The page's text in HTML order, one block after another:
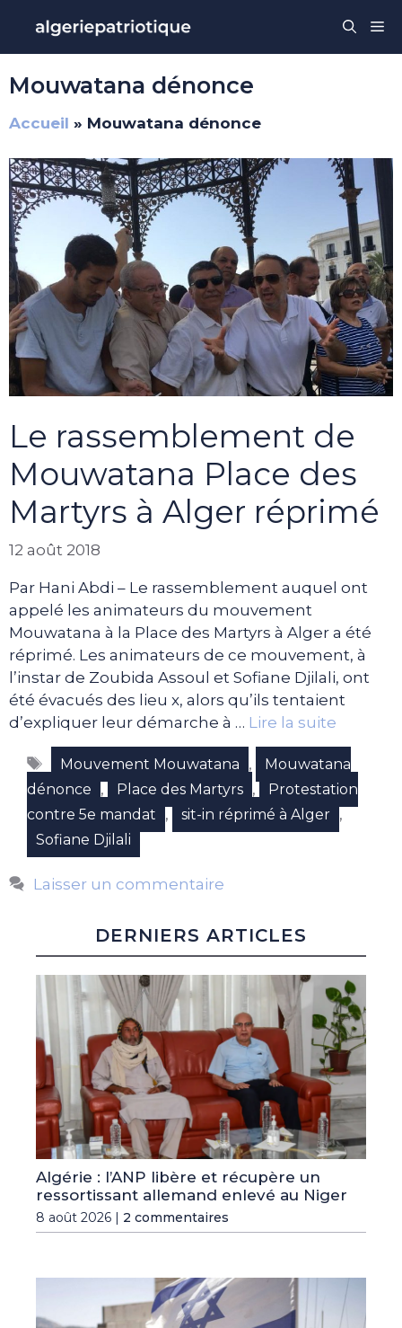
contenu
Mouwatana dénonce
Accueil » Mouwatana dénonce
Le rassemblement de
Mouwatana Place des
Martyrs à Alger réprimé
12 août 2018
Par Hani Abdi – Le rassemblement auquel ont
appelé les animateurs du mouvement
Mouwatana à la Place des Martyrs à Alger a été
réprimé. Les animateurs de ce mouvement, à
l’instar de Zoubida Assoul et Sofiane Djilali, ont
été évacués des lieu x, alors qu’ils tentaient
d’expliquer leur démarche à … Lire la suite
Étiquettes
Mouvement Mouwatana ,
Mouwatana
dénonce
, Place des Martyrs ,
Protestation
contre 5e mandat
, sit-in réprimé à Alger ,
Sofiane Djilali
Laisser un commentaire
DERNIERS ARTICLES
Algérie : l’ANP libère et récupère un
ressortissant allemand enlevé au Niger
8 août 2026 | 2 commentaires